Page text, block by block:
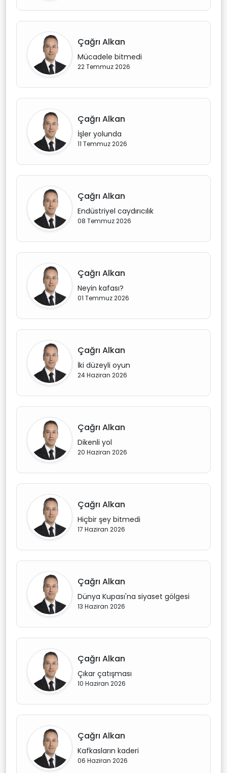
Çağrı Alkan
Mücadele bitmedi
22 Temmuz 2026
Çağrı Alkan
İşler yolunda
11 Temmuz 2026
Çağrı Alkan
Endüstriyel caydırıcılık
08 Temmuz 2026
Çağrı Alkan
Neyin kafası?
01 Temmuz 2026
Çağrı Alkan
İki düzeyli oyun
24 Haziran 2026
Çağrı Alkan
Dikenli yol
20 Haziran 2026
Çağrı Alkan
Hiçbir şey bitmedi
17 Haziran 2026
Çağrı Alkan
Dünya Kupası'na siyaset gölgesi
13 Haziran 2026
Çağrı Alkan
Çıkar çatışması
10 Haziran 2026
Çağrı Alkan
Kafkasların kaderi
06 Haziran 2026